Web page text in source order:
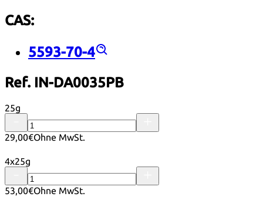
CAS:
5593-70-4
Ref. IN-DA0035PB
25g
29,00€Ohne MwSt.
4x25g
53,00€Ohne MwSt.